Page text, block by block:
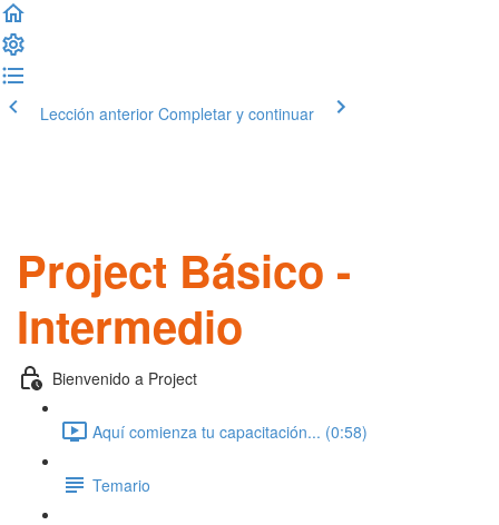
Lección anterior Completar y continuar
Project Básico -
Intermedio
Bienvenido a Project
Aquí comienza tu capacitación... (0:58)
Temario